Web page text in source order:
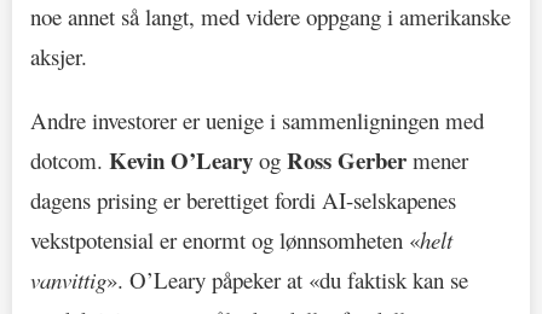
noe annet så langt, med videre oppgang i amerikanske
aksjer.
Andre investorer er uenige i sammenligningen med
dotcom. Kevin O’Leary og Ross Gerber mener
dagens prising er berettiget fordi AI-selskapenes
vekstpotensial er enormt og lønnsomheten «helt
vanvittig». O’Leary påpeker at «du faktisk kan se